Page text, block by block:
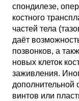
спондилезе,
костного
частей тела
даёт
позвонков, а
новых клеток
заживления.
дополнительной
винтов или